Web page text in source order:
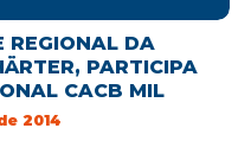
REGIONAL DA
PARTICIPA
CACB MIL
2014